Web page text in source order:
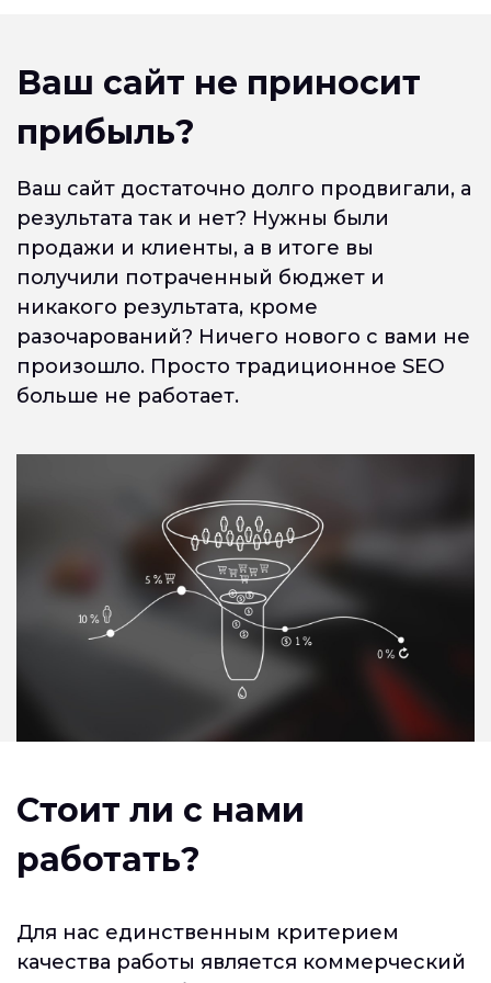
Ваш сайт не приносит
прибыль?
Ваш сайт достаточно долго продвигали, а
результата так и нет? Нужны были
продажи и клиенты, а в итоге вы
получили потраченный бюджет и
никакого результата, кроме
разочарований? Ничего нового с вами не
произошло. Просто традиционное SEO
больше не работает.
Стоит ли с нами
работать?
Для нас единственным критерием
качества работы является коммерческий